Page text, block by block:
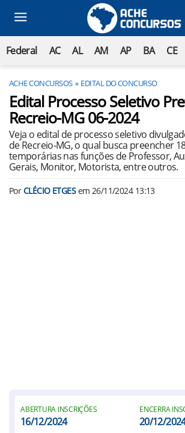
Federal AC AL AM AP BA CE
ACHE CONCURSOS EDITAL DO CONCURSO
Edital Processo Seletivo
Recreio-MG 06-2024
Veja o edital de processo seletivo
de Recreio-MG, o qual busca preencher
temporárias nas funções de Professor,
Gerais, Monitor, Motorista, entre outros.
PorCLÉCIO ETGESem 26/11/2024 13:13
ABERTURA INSCRIÇÕES
16/12/2024
ENCERRA
20/12/